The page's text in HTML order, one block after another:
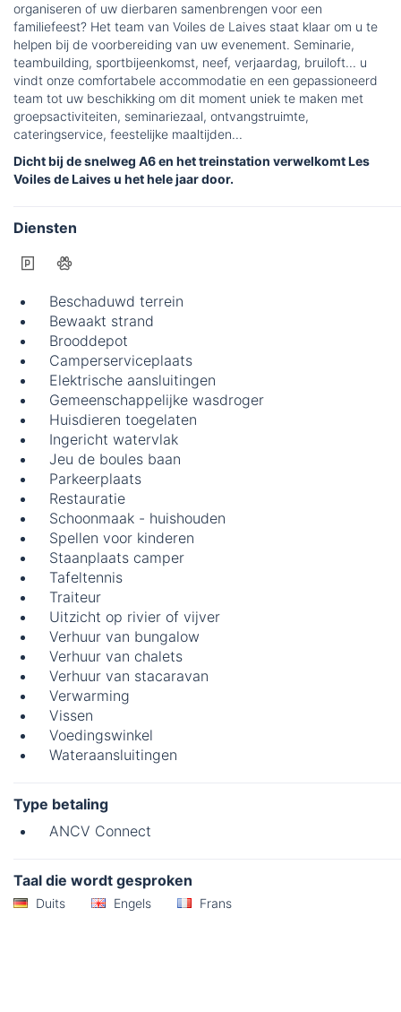
organiseren of uw dierbaren samenbrengen voor een
familiefeest? Het team van Voiles de Laives staat klaar om u te
helpen bij de voorbereiding van uw evenement. Seminarie,
teambuilding, sportbijeenkomst, neef, verjaardag, bruiloft... u
vindt onze comfortabele accommodatie en een gepassioneerd
team tot uw beschikking om dit moment uniek te maken met
groepsactiviteiten, seminariezaal, ontvangstruimte,
cateringservice, feestelijke maaltijden...
Dicht bij de snelweg A6 en het treinstation verwelkomt Les
Voiles de Laives u het hele jaar door.
Diensten
Beschaduwd terrein
Bewaakt strand
Brooddepot
Camperserviceplaats
Elektrische aansluitingen
Gemeenschappelijke wasdroger
Huisdieren toegelaten
Ingericht watervlak
Jeu de boules baan
Parkeerplaats
Restauratie
Schoonmaak - huishouden
Spellen voor kinderen
Staanplaats camper
Tafeltennis
Traiteur
Uitzicht op rivier of vijver
Verhuur van bungalow
Verhuur van chalets
Verhuur van stacaravan
Verwarming
Vissen
Voedingswinkel
Wateraansluitingen
Type betaling
ANCV Connect
Taal die wordt gesproken
Duits Engels Frans